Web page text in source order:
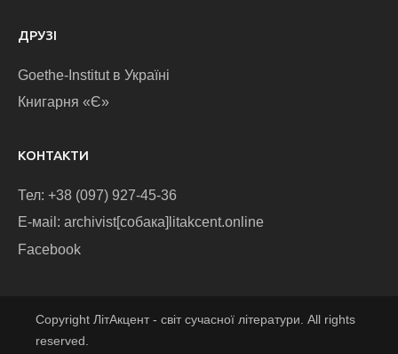
ДРУЗІ
Goethe-Institut в Україні
Книгарня «Є»
КОНТАКТИ
Тел: +38 (097) 927-45-36
E-маіl: archivist[собака]litakcent.online
Facebook
Copyright ЛітАкцент - світ сучасної літератури. All rights
reserved.